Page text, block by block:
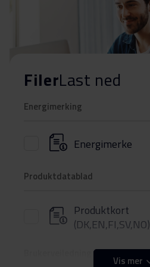
FilerLast ned
Energimerking
Energimerke
Produktdatablad
Produktkort
(DK,EN,FI,SV,NO)
Vis mer